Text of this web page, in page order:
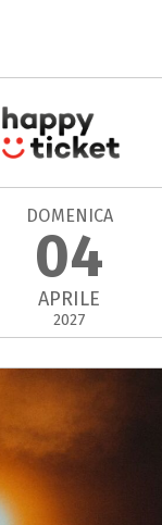
DOMENICA
04
APRILE
2027